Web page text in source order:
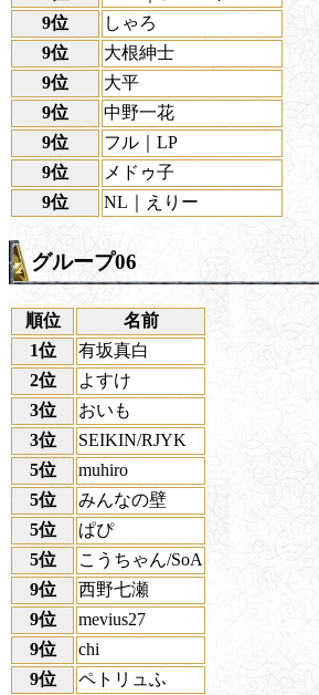
9位
しゃろ
9位
大根紳士
9位
大平
9位
中野一花
9位
フル｜LP
9位
メドゥ子
9位
NL｜えりー
グループ06
順位
名前
1位
有坂真白
2位
よすけ
3位
おいも
3位
SEIKIN/RJYK
5位
muhiro
5位
みんなの壁
5位
ぱぴ
5位
こうちゃん/SoA
9位
西野七瀬
9位
mevius27
9位
chi
9位
ペトリュふ